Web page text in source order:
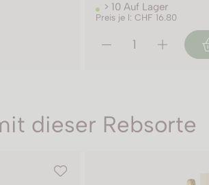
> 10 Auf Lager
Preis je l: CHF 16.80
dieser Rebsorte